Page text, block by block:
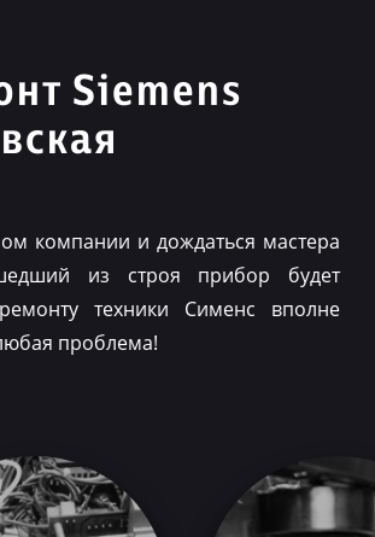
Siemens
компании и дождаться мастера
из строя прибор будет
техники Сименс вполне
проблема!